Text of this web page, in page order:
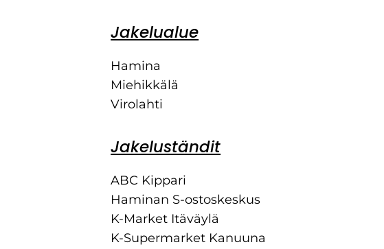
Jakelualue
Hamina
Miehikkälä
Virolahti
Jakeluständit
ABC Kippari
Haminan S-ostoskeskus
K-Market Itäväylä
K-Supermarket Kanuuna